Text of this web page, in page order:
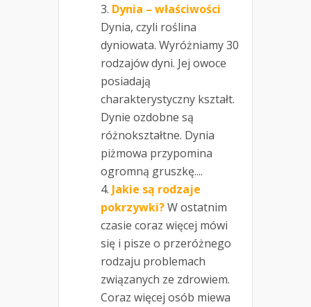
Dynia – właściwości
Dynia, czyli roślina
dyniowata. Wyróżniamy 30
rodzajów dyni. Jej owoce
posiadają
charakterystyczny kształt.
Dynie ozdobne są
różnokształtne. Dynia
piżmowa przypomina
ogromną gruszkę....
Jakie są rodzaje
pokrzywki?W ostatnim
czasie coraz więcej mówi
się i pisze o przeróżnego
rodzaju problemach
związanych ze zdrowiem.
Coraz więcej osób miewa